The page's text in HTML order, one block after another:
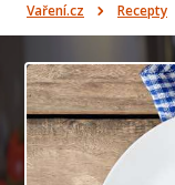
Vaření.cz Recepty